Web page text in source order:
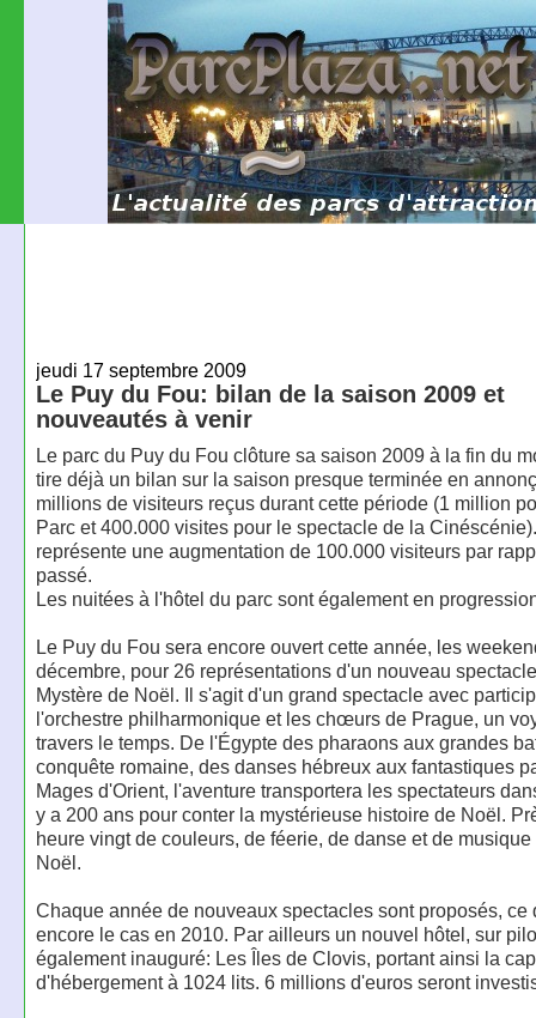
jeudi 17 septembre 2009
Le Puy du Fou: bilan de la saison 2009 et
nouveautés à venir
Le parc du Puy du Fou clôture sa saison 2009 à la fin du
tire déjà un bilan sur la saison presque terminée en
millions de visiteurs reçus durant cette période (1 million
Parc et 400.000 visites pour le spectacle de la
représente une augmentation de 100.000 visiteurs par
passé.
Les nuitées à l'hôtel du parc sont également en
Le Puy du Fou sera encore ouvert cette année, les
décembre, pour 26 représentations d'un nouveau
Mystère de Noël. Il s'agit d'un grand spectacle avec
l'orchestre philharmonique et les chœurs de Prague, un
travers le temps. De l'Égypte des pharaons aux grandes
conquête romaine, des danses hébreux aux fantastiques
Mages d'Orient, l'aventure transportera les spectateurs
y a 200 ans pour conter la mystérieuse histoire de Noël.
heure vingt de couleurs, de féerie, de danse et de musique
Noël.
Chaque année de nouveaux spectacles sont proposés, ce
encore le cas en 2010. Par ailleurs un nouvel hôtel, sur
également inauguré: Les Îles de Clovis, portant ainsi la
d'hébergement à 1024 lits. 6 millions d'euros seront